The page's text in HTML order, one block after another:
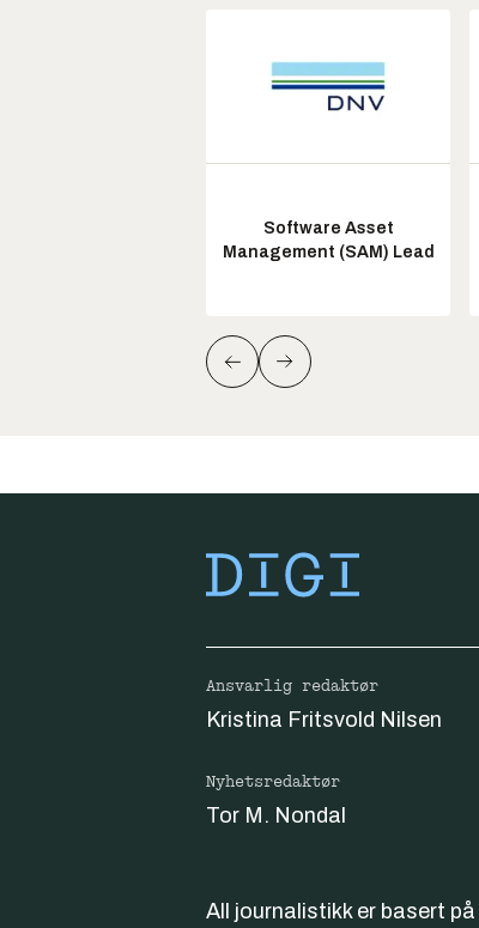
Software Asset
Management (SAM) Lead
Ansvarlig redaktør
Kristina Fritsvold Nilsen
Nyhetsredaktør
Tor M. Nondal
All journalistikk er basert på